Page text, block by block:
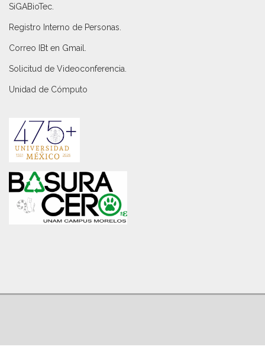
SiGABioTec.
Registro Interno de Personas
Correo IBt en Gmail
Solicitud de Videoconferencia.
Unidad de Cómputo